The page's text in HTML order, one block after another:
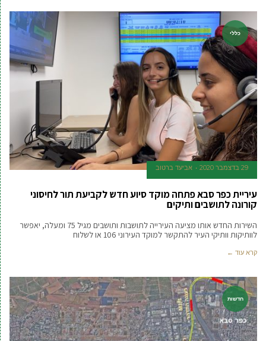
כללי
29 בדצמבר 2020 אביעד ברטוב
עיריית כפר סבא פתחה מוקד סיוע חדש לקביעת תור לחיסוני
קורונה לתושבים ותיקים
השירות החדש אותו מציעה העירייה לתושבות ותושבים מגיל 75 ומעלה, יאפשר
לוותיקות וותיקי העיר להתקשר למוקד העירוני 106 או לשלוח
קרא עוד ←
חדשות